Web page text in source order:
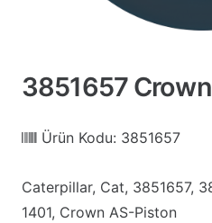
3851657
Ürün Kodu: 3851657
Caterpillar, Cat, 3851657,
1401, Crown AS-Piston